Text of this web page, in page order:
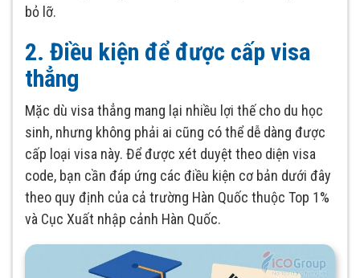
bỏ lỡ.
2. Điều kiện để được cấp visa
thẳng
Mặc dù visa thẳng mang lại nhiều lợi thế cho du học
sinh, nhưng không phải ai cũng có thể dễ dàng được
cấp loại visa này. Để được xét duyệt theo diện visa
code, bạn cần đáp ứng các điều kiện cơ bản dưới đây
theo quy định của cả trường Hàn Quốc thuộc Top 1%
và Cục Xuất nhập cảnh Hàn Quốc.